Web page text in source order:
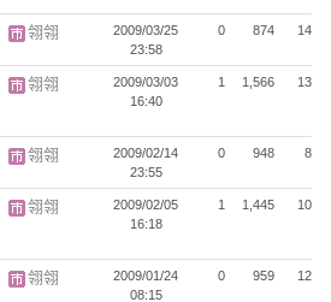
翎翎
2009/03/25
23:58
0 874 14
翎翎
2009/03/03
16:40
1 1,566 13
翎翎
2009/02/14
23:55
0 948 8
翎翎
2009/02/05
16:18
1 1,445 10
翎翎
2009/01/24
08:15
0 959 12